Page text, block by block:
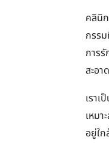
คลินิ
กรร
การ
สะอา
เรา
เหม
อยู่ใ